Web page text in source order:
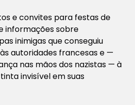
e convites para festas de
informações sobre
inimigas que conseguiu
autoridades francesas e —
nas mãos dos nazistas — à
invisível em suas